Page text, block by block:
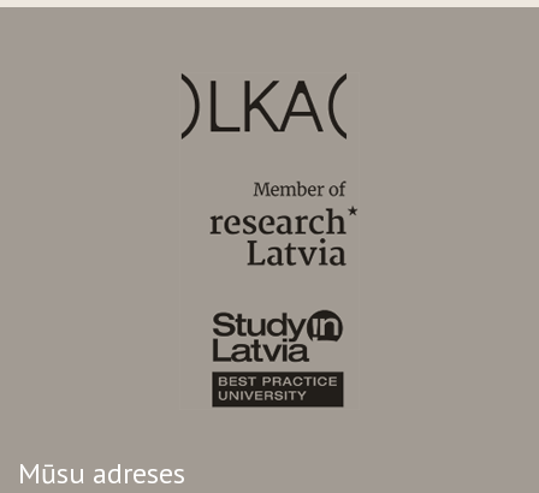
Mūsu adreses